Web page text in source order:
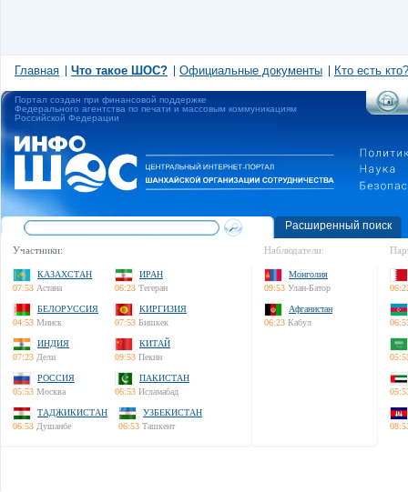
Главная Что такое ШОС? Официальные документы Кто есть кто?
Портал создан при финансовой поддержке
Федерального агентства по печати и массовым коммуникациям
Российской Федерации
Расширенный поиск
Участники:
КАЗАХСТАН
07:53 Астана
ИРАН
06:23 Тегеран
БЕЛОРУССИЯ
04:53 Минск
КИРГИЗИЯ
07:53 Бишкек
ИНДИЯ
07:23 Дели
КИТАЙ
09:53 Пекин
РОССИЯ
05:53 Москва
ПАКИСТАН
06:53 Исламабад
ТАДЖИКИСТАН
06:53 Душанбе
УЗБЕКИСТАН
06:53 Ташкент
Наблюдатели:
Монголия
09:53 Улан-Батор
Афганистан
06:23 Кабул